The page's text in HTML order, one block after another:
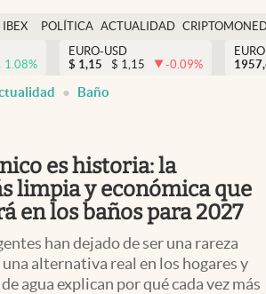
IBEX
EURO
POLÍTICA ACTUALIDAD
1.08%
EURO-USD
$ 1,15 $ 1,15 -0.09%
Baño
es historia: la
limpia y económica que
en los baños para 2027
han dejado de ser una rareza
alternativa real en los hogares y
agua explican por qué cada vez más